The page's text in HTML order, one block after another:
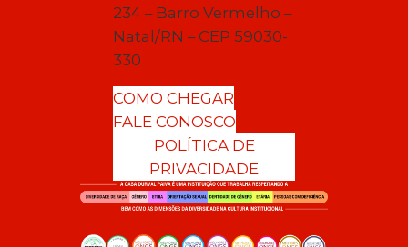
234 – Barro Vermelho –
Natal/RN – CEP 59030-
330
COMO CHEGAR
FALE CONOSCO
POLÍTICA DE
PRIVACIDADE